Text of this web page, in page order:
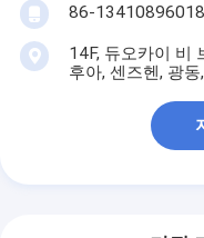
86-13410896018
14F, 듀오카이 비
후아, 센즈헨, 광